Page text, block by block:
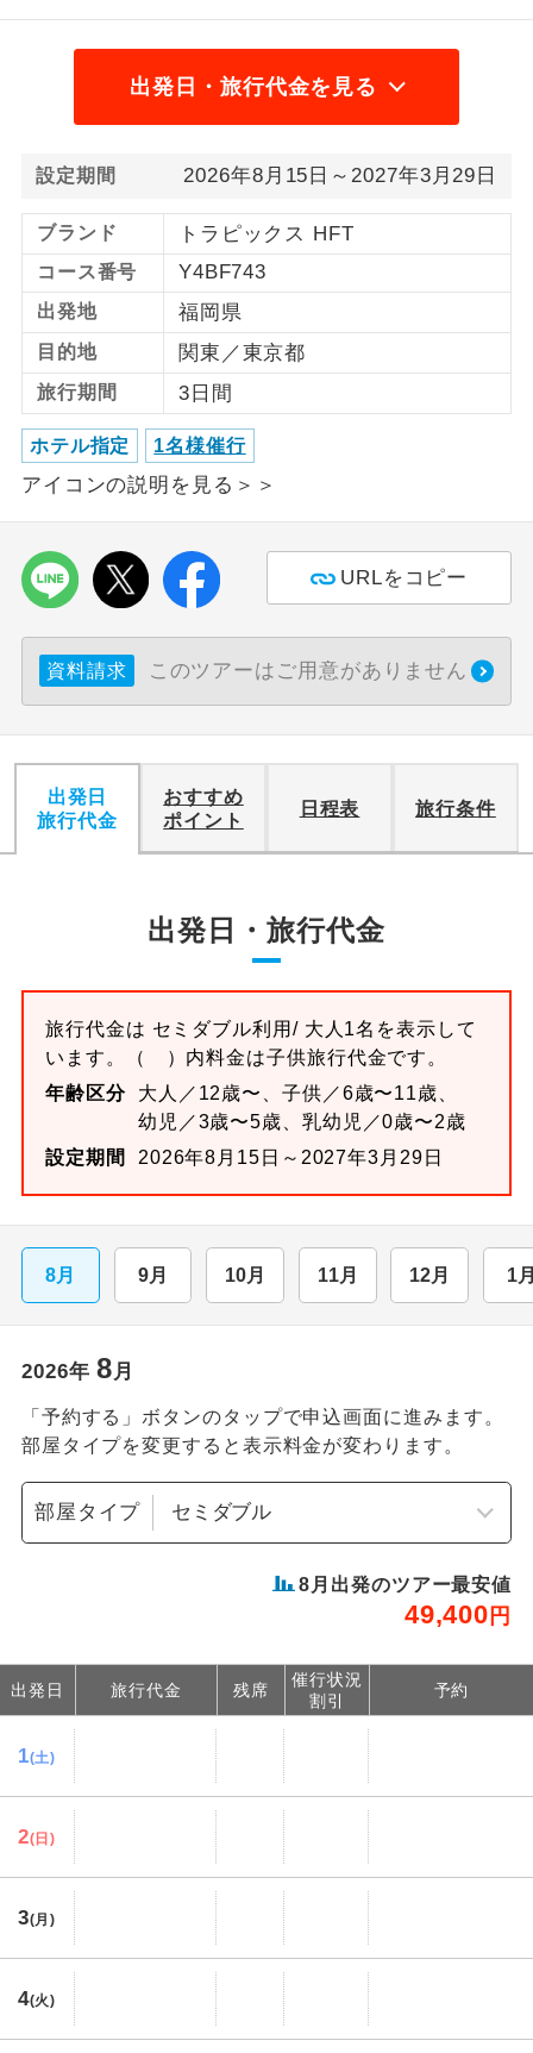
出発日・旅行代金を見る
設定期間 2026年8月15日～2027年3月29日
ブランド トラピックス HFT
コース番号 Y4BF743
出発地 福岡県
目的地 関東／東京都
旅行期間 3日間
ホテル指定 1名様催行
アイコンの説明を見る＞＞
URLをコピー
資料請求 このツアーはご用意がありません
出発日
旅行代金
おすすめ
ポイント
日程表 旅行条件
出発日・旅行代金
旅行代金は セミダブル利用/ 大人1名を表示して
います。
（ ）内料金は子供旅行代金です。
年齢区分
大人／12歳〜、子供／6歳〜11歳、
幼児／3歳〜5歳、乳幼児／0歳〜2歳
設定期間
2026年8月15日～2027年3月29日
8月 9月 10月 11月 12月 1
2026年 8月
「予約する」ボタンのタップで申込画面に進みます。
部屋タイプを変更すると表示料金が変わります。
部屋タイプ
8 月出発のツアー最安値
49,400 円
出発日 旅行代金 残席
催行状況
割引
予約
1(土)
2(日)
3(月)
4(火)
加限定
金
コースです。
ご夫婦限定
ご夫婦限定でご参加いただけるコースで
す。
女性限定
女性限定でご参加いただけるコースで
す。
年齢制限あり
ご参加にあたり年齢に制限があるコース
です。
ホテル指定
ご紹介するホテルを指定したコースで
す。
おひとり様バ
ス2席利用
おひとり様でバス席を2席利⽤できま
す。